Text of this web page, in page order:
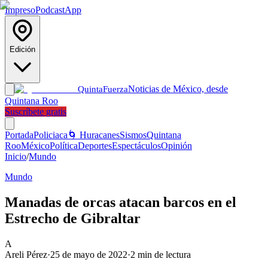
ImpresoPodcastApp
Edición
QuintaFuerzaNoticias de México, desde
Quintana Roo
Suscríbete gratis
PortadaPoliciaca 🌀 HuracanesSismosQuintana
RooMéxicoPolíticaDeportesEspectáculosOpinión
Inicio/Mundo
Mundo
Manadas de orcas atacan barcos en el
Estrecho de Gibraltar
A
Areli Pérez·25 de mayo de 2022·2 min de lectura